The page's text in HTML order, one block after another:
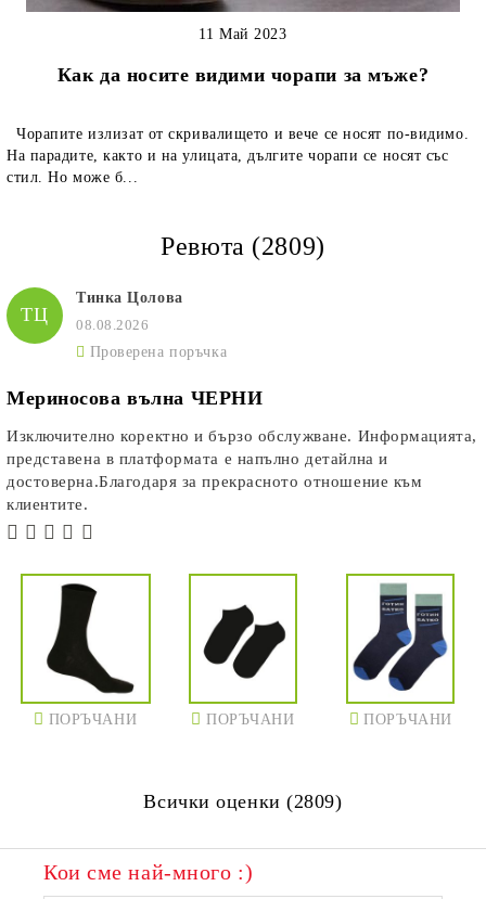
Как да носите видими чорапи за мъже?
11 Май 2023
Чорапите излизат от скривалището и вече се носят по-видимо.
На парадите, както и на улицата, дългите чорапи се носят със
стил. Но може б...
Ревюта (2809)
ТЦ
Тинка Цолова
08.08.2026
Проверена поръчка
Мериносова вълна ЧЕРНИ
Изключително коректно и бързо обслужване. Информацията,
представена в платформата е напълно детайлна и
достоверна.Благодаря за прекрасното отношение към
клиентите.
ПОРЪЧАНИ ПОРЪЧАНИ ПОРЪЧАНИ
ПОРЪЧАНИ
Всички оценки (2809)
Кои сме най-много :)